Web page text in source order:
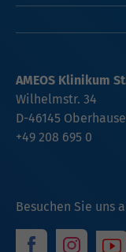
Besuchen Sie uns
AMEOS Klinikum
Wilhelmstr. 34
D-46145
+49 208 695 0